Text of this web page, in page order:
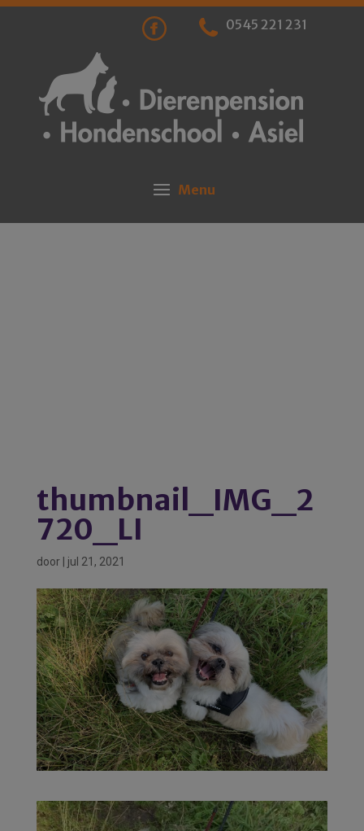
0545 221 231
thumbnail_IMG_2
720_LI
door jul 21, 2021